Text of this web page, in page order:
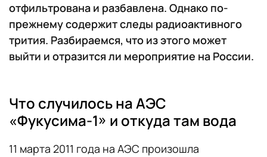
отфильтрована и разбавлена. Однако по-
прежнему содержит следы радиоактивного
трития. Разбираемся, что из этого может
выйти и отразится ли мероприятие на России.
Что случилось на АЭС
«Фукусима-1» и откуда там вода
11 марта 2011 года на АЭС произошла